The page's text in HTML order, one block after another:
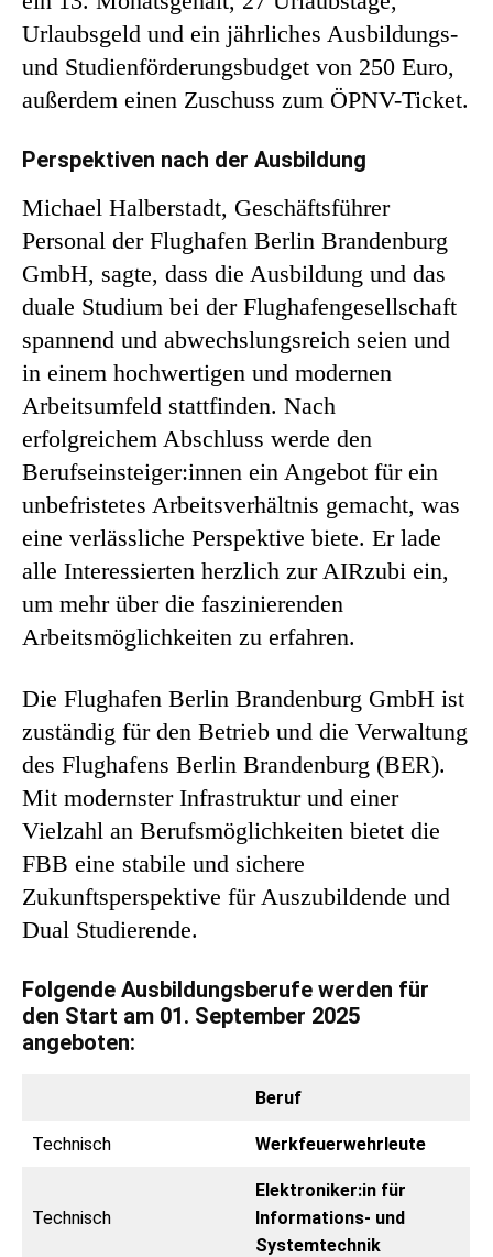
Urlaubsgeld und ein jährliches Ausbildungs-
und Studienförderungsbudget von 250 Euro,
außerdem einen Zuschuss zum ÖPNV-Ticket.
Perspektiven nach der Ausbildung
Michael Halberstadt, Geschäftsführer
Personal der Flughafen Berlin Brandenburg
GmbH, sagte, dass die Ausbildung und das
duale Studium bei der Flughafengesellschaft
spannend und abwechslungsreich seien und
in einem hochwertigen und modernen
Arbeitsumfeld stattfinden. Nach
erfolgreichem Abschluss werde den
Berufseinsteiger:innen ein Angebot für ein
unbefristetes Arbeitsverhältnis gemacht, was
eine verlässliche Perspektive biete. Er lade
alle Interessierten herzlich zur AIRzubi ein,
um mehr über die faszinierenden
Arbeitsmöglichkeiten zu erfahren.
Die Flughafen Berlin Brandenburg GmbH ist
zuständig für den Betrieb und die Verwaltung
des Flughafens Berlin Brandenburg (BER).
Mit modernster Infrastruktur und einer
Vielzahl an Berufsmöglichkeiten bietet die
FBB eine stabile und sichere
Zukunftsperspektive für Auszubildende und
Dual Studierende.
Folgende Ausbildungsberufe werden für
den Start am 01. September 2025
angeboten:
Beruf
Technisch Werkfeuerwehrleute
Technisch
Elektroniker:in für
Informations- und
Systemtechnik